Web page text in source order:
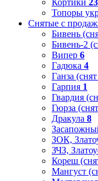
Кортики 23
Топоры
Снятые с
Бивень
Бивень-2
Випер 6
Гадюка 4
Ганза
Гарпия 1
Гвардия
Гюрза
Дракула 8
ЗОК,
ЗЧЗ,
Кореш
Мангуст